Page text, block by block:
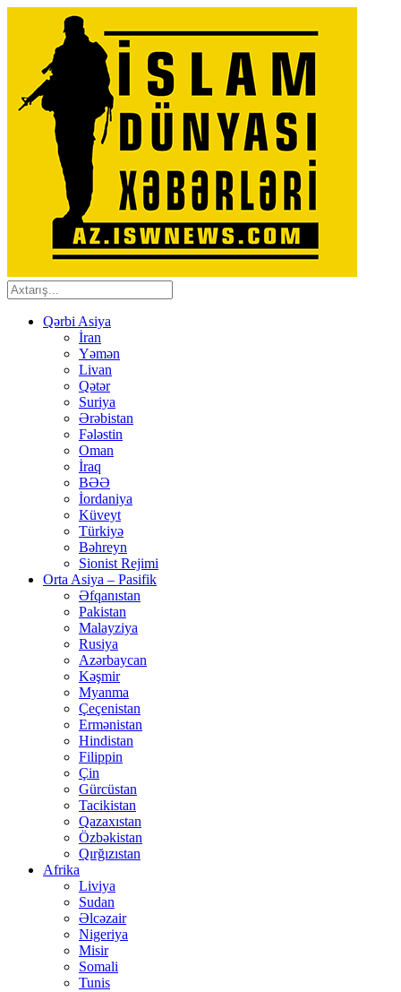
Qərbi Asiya
İran
Yəmən
Livan
Qətər
Suriya
Ərəbistan
Fələstin
Oman
İraq
BƏƏ
İordaniya
Küveyt
Türkiyə
Bəhreyn
Sionist Rejimi
Orta Asiya – Pasifik
Əfqanıstan
Pakistan
Malayziya
Rusiya
Azərbaycan
Kəşmir
Myanma
Çeçenistan
Ermənistan
Hindistan
Filippin
Çin
Gürcüstan
Tacikistan
Qazaxıstan
Özbəkistan
Qırğızıstan
Afrika
Liviya
Sudan
Əlcəzair
Nigeriya
Misir
Somali
Tunis